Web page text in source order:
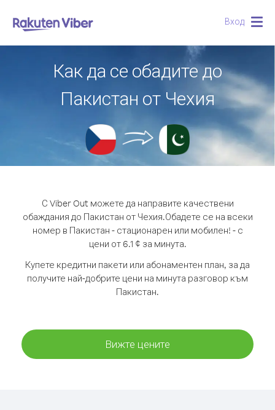
Вход
Как да се обадите до
Пакистан от Чехия
С Viber Out можете да направите качествени
обаждания до Пакистан от Чехия.Обадете се на всеки
номер в Пакистан - стационарен или мобилен! - с
цени от 6.1 ¢ за минута.
Купете кредитни пакети или абонаментен план, за да
получите най-добрите цени на минута разговор към
Пакистан.
Вижте цените